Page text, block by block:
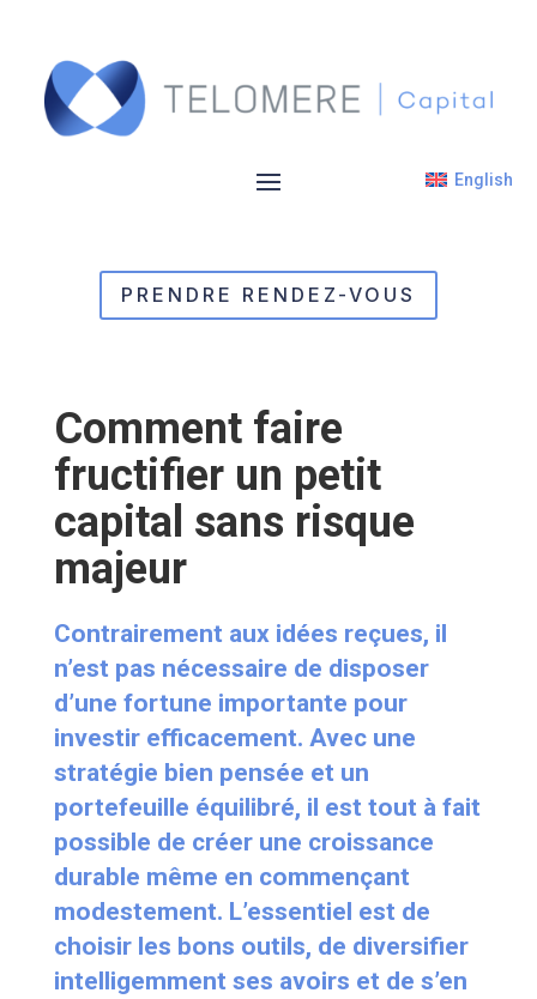
English
PRENDRE RENDEZ-VOUS
Comment faire
fructifier un petit
capital sans risque
majeur
Contrairement aux idées reçues, il
n’est pas nécessaire de disposer
d’une fortune importante pour
investir efficacement. Avec une
stratégie bien pensée et un
portefeuille équilibré, il est tout à fait
possible de créer une croissance
durable même en commençant
modestement. L’essentiel est de
choisir les bons outils, de diversifier
intelligemment ses avoirs et de s’en